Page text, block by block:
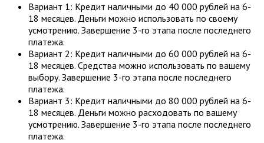
Вариант 1: Кредит наличными до 40 000 рублей на 6-
18 месяцев. Деньги можно использовать по своему
усмотрению. Завершение 3-го этапа после последнего
платежа.
Вариант 2: Кредит наличными до 60 000 рублей на 6-
18 месяцев. Средства можно использовать по вашему
выбору. Завершение 3-го этапа после последнего
платежа.
Вариант 3: Кредит наличными до 80 000 рублей на 6-
18 месяцев. Деньги можно расходовать по вашему
усмотрению. Завершение 3-го этапа после последнего
платежа.